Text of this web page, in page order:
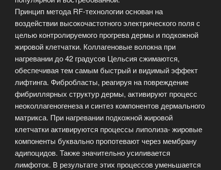
Принцип метода RF-технологии основан на
воздействии высокочастотного электрического поля с
целью контролируемого прогрева дермы и подкожной
жировой клетчатки. Коллагеновые волокна при
нагревании до 42 градусов Цельсия сжимаются,
обеспечивая тем самым быстрый и видимый эффект
лифтинга. Фибробласты, реагируя на повреждение
фибриллярных структур дермы, активируют процесс
неоколлагеногенеза и синтез компонентов дермального
матрикса. При нагревании подкожной жировой
клетчатки активируются процессы липолиза- жировые
компоненты буквально пропотевают через мембрану
адипоцидов. Также значительно усиливается
лимфоток. В результате этих процессов уменьшается